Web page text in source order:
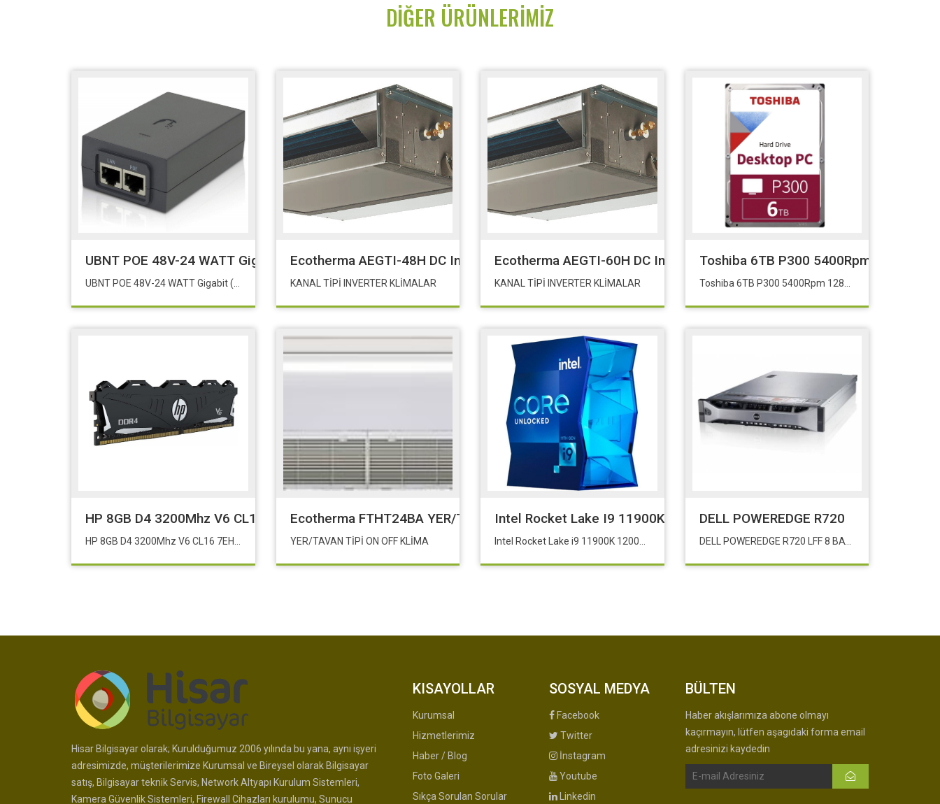
DIĞER ÜRÜNLERIMIZ
UBNT POE 48V-24 WATT Gigabit (POE-48-24W-G) POE 48 24W G
Ecotherma AEGTI-48H DC Inverter
KANAL TİPİ INVERTER KLİMALAR
Ecotherma AEGTI-60H DC Inverter
KANAL TİPİ INVERTER KLİMALAR
Toshiba 6TB P300 5400Rpm 128MB
HP 8GB D4 3200Mhz V6 CL16 7EH67AAEcotherma FTHT24BA YER/TAVAN TİPİ ON OFF KLİMA
YER/TAVAN TİPİ ON OFF KLİMA
Intel Rocket Lake I9 11900K 1200Pin Fansız (Box) 16MB - 3.50GHz - 8
DELL POWEREDGE R720
DELL POWEREDGE R720 LFF 8 BAYS 1x SIX CORE E5-2640 2.50GHz 32GB RAM H310 3x600GB 15K SAS
Hisar Bilgisayar olarak; Kurulduğumuz 2006 yılında bu yana, aynı işyeri
adresimizde, müşterilerimize Kurumsal ve Bireysel olarak Bilgisayar
satış, Bilgisayar teknik Servis, Network Altyapı Kurulum Sistemleri,
Kamera Güvenlik Sistemleri, Firewall Cihazları kurulumu, Sunucu
KISAYOLLAR
Kurumsal
Hizmetlerimiz
Haber / Blog
Foto Galeri
Sıkça Sorulan Sorular
SOSYAL MEDYA
Facebook
Twitter
İnstagram
Youtube
Linkedin
BÜLTEN
Haber akışlarımıza abone olmayı
kaçırmayın, lütfen aşagıdaki forma email
adresinizi kaydedin